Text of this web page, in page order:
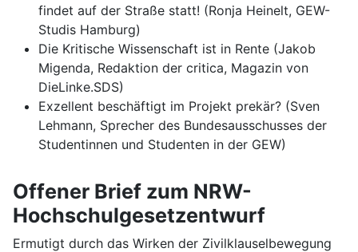
findet auf der Straße statt! (Ronja Heinelt, GEW-
Studis Hamburg)
Die Kritische Wissenschaft ist in Rente (Jakob
Migenda, Redaktion der critica, Magazin von
DieLinke.SDS)
Exzellent beschäftigt im Projekt prekär? (Sven
Lehmann, Sprecher des Bundesausschusses der
Studentinnen und Studenten in der GEW)
Offener Brief zum NRW-
Hochschulgesetzentwurf
Ermutigt durch das Wirken der Zivilklauselbewegung